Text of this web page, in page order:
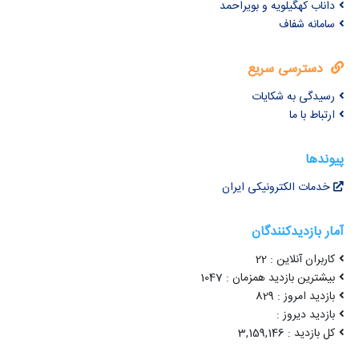
داناب کهگیلویه و بویراحمد
سامانه شفاف
دسترسی سریع
رسیدگی به شکایات
ارتباط با ما
پیوندها
خدمات الکترونیکی ایران
آمار بازدیدکنندگان
کاربران آنلاین : 22
بیشترین بازدید همزمان : 1047
بازدید امروز : 829
بازدید دیروز :
کل بازدید : 3,159,146